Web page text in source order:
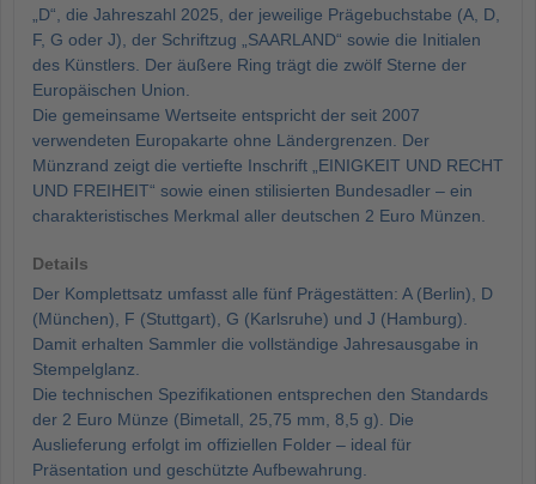
„D“, die Jahreszahl 2025, der jeweilige Prägebuchstabe (A, D,
F, G oder J), der Schriftzug „SAARLAND“ sowie die Initialen
des Künstlers. Der äußere Ring trägt die zwölf Sterne der
Europäischen Union.
Die gemeinsame Wertseite entspricht der seit 2007
verwendeten Europakarte ohne Ländergrenzen. Der
Münzrand zeigt die vertiefte Inschrift „EINIGKEIT UND RECHT
UND FREIHEIT“ sowie einen stilisierten Bundesadler – ein
charakteristisches Merkmal aller deutschen 2 Euro Münzen.
Details
Der Komplettsatz umfasst alle fünf Prägestätten: A (Berlin), D
(München), F (Stuttgart), G (Karlsruhe) und J (Hamburg).
Damit erhalten Sammler die vollständige Jahresausgabe in
Stempelglanz.
Die technischen Spezifikationen entsprechen den Standards
der 2 Euro Münze (Bimetall, 25,75 mm, 8,5 g). Die
Auslieferung erfolgt im offiziellen Folder – ideal für
Präsentation und geschützte Aufbewahrung.